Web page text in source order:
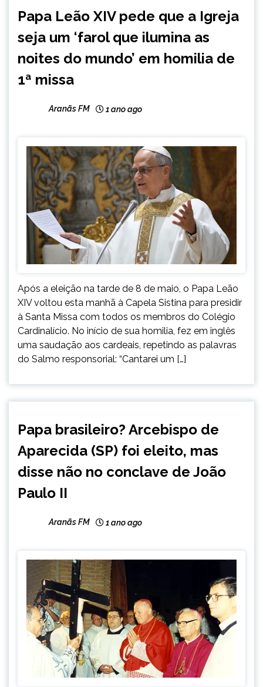
NOTÍCIAS
Papa Leão XIV pede que a Igreja
seja um ‘farol que ilumina as
noites do mundo’ em homilia de
1ª missa
Aranãs FM 1 ano ago
Após a eleição na tarde de 8 de maio, o Papa Leão
XIV voltou esta manhã à Capela Sistina para presidir
à Santa Missa com todos os membros do Colégio
Cardinalício. No início de sua homilia, fez em inglês
uma saudação aos cardeais, repetindo as palavras
do Salmo responsorial: “Cantarei um […]
INTERNACIONAL
NOTÍCIAS
Papa brasileiro? Arcebispo de
Aparecida (SP) foi eleito, mas
disse não no conclave de João
Paulo II
Aranãs FM 1 ano ago